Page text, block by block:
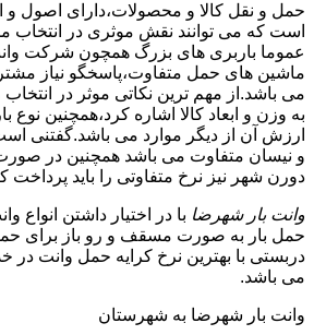
حمل و نقل کالا و محصولات،دارای اصول و
است که می توانند نقش موثری در انتخاب
عموما باربری های بزرگ همچون شرکت
ماشین های حمل متفاوت،پاسخگو نیاز
می باشد.از مهم ترین نکاتی موثر در
به وزن و ابعاد کالا اشاره کرد،همچنین نوع
ارزش آن از دیگر موارد می باشد.گفتنی
و نیسان متفاوت می باشد همچنین در
دورن شهر نیز نرخ متفاوتی را باید پرداخت
وانت بار شهرضا با در اختیار داشتن
حمل بار به صورت مسقف و رو باز برای
دربستی با بهترین نرخ کرایه حمل وانت
می باشد.
وانت بار شهرضا به شهرستان